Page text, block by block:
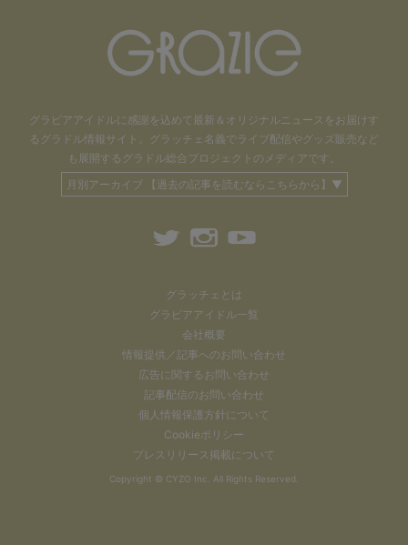
グラビアアイドルに感謝を込めて 最新＆オリジナルニュースをお届けす
るグラドル情報サイト。
グラッチェ名義でライブ配信や グッズ販売など
も 展開するグラドル総合プロジェクトのメディアです。
月別アーカイブ 【過去の記事を読むならこちらから】▼
グラッチェとは
グラビアアイドル一覧
会社概要
情報提供／記事へのお問い合わせ
広告に関するお問い合わせ
記事配信のお問い合わせ
個人情報保護方針について
Cookieポリシー
プレスリリース掲載について
Copyright © CYZO Inc. All Rights Reserved.